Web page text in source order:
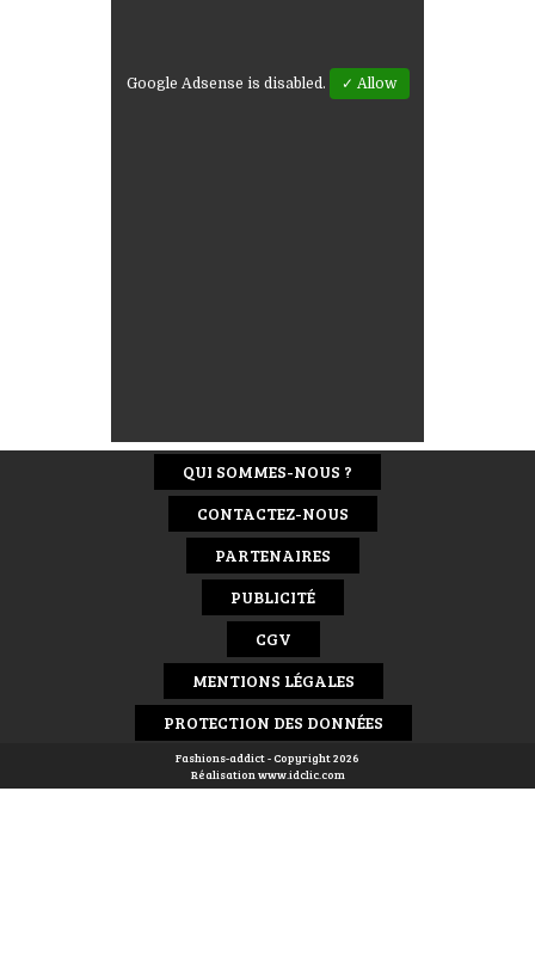
Google Adsense is disabled. ✓ Allow
QUI SOMMES-NOUS ?
CONTACTEZ-NOUS
PARTENAIRES
PUBLICITÉ
CGV
MENTIONS LÉGALES
PROTECTION DES DONNÉES
Fashions-addict - Copyright 2026
Réalisationwww.idclic.com